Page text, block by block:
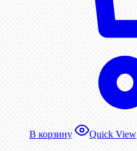
В корзину Quick View